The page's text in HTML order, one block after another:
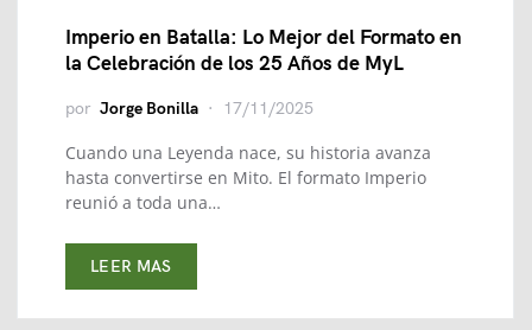
Imperio en Batalla: Lo Mejor del Formato en
la Celebración de los 25 Años de MyL
por Jorge Bonilla 17/11/2025
Cuando una Leyenda nace, su historia avanza
hasta convertirse en Mito. El formato Imperio
reunió a toda una…
LEER MAS